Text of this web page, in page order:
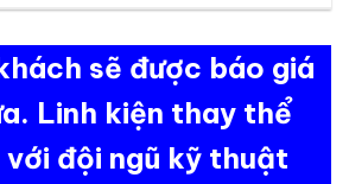
sẽ được báo giá
Linh kiện thay thể
với đội ngũ kỹ thuật